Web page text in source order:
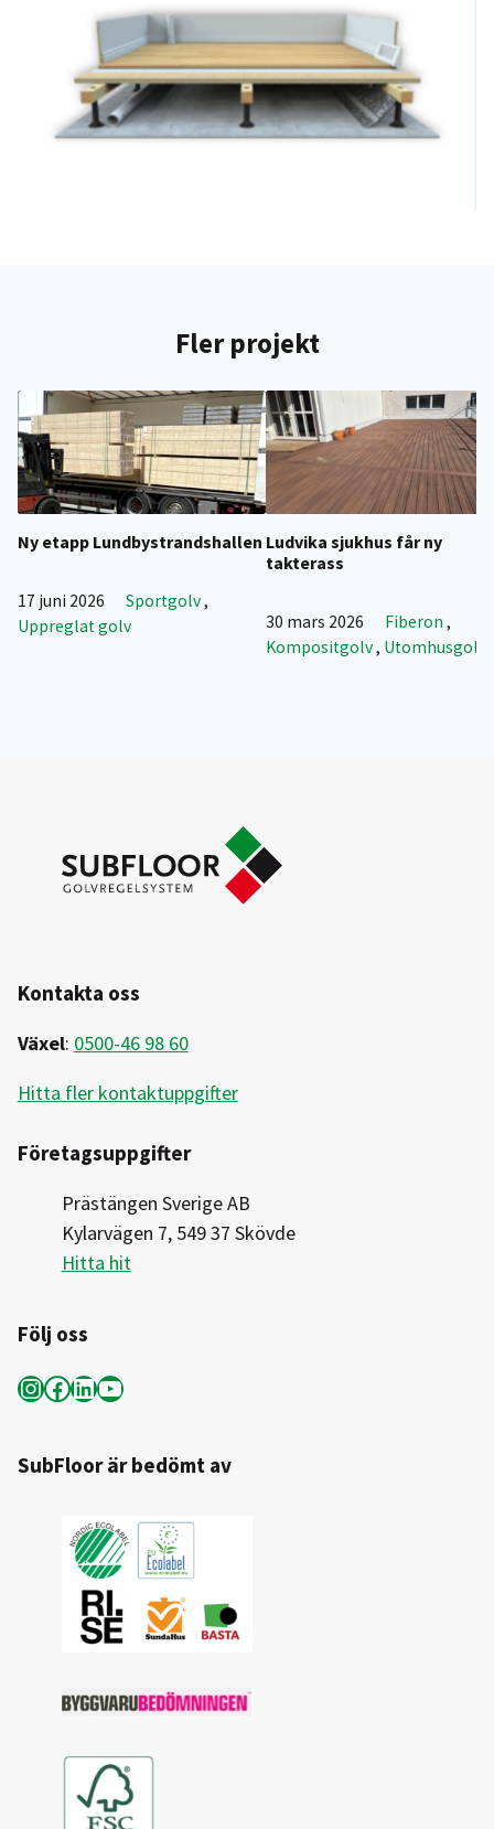
Fler projekt
Ny etapp Lundbystrandshallen
17 juni 2026 Sportgolv,
Uppreglat golv
Ludvika sjukhus får ny
takterass
30 mars 2026 Fiberon ,
Kompositgolv, Utomhusgolv
Kontakta oss
Växel: 0500-46 98 60
Hitta fler kontaktuppgifter
Företagsuppgifter
Prästängen Sverige AB
Kylarvägen 7, 549 37 Skövde
Hitta hit
Följ oss
InstagramFacebook LinkedIn YouTube
SubFloor är bedömt av